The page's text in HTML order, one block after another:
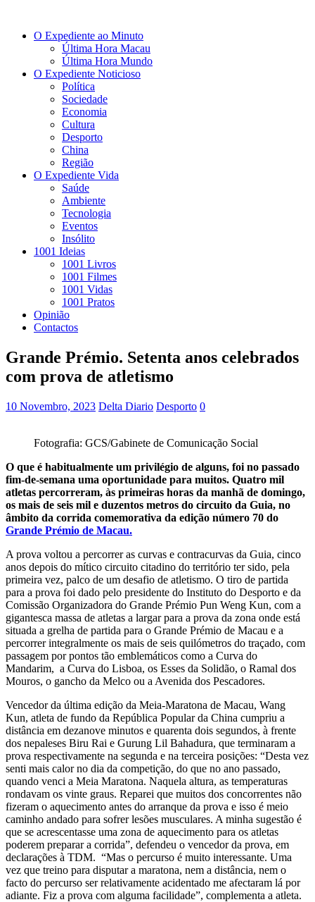
O Expediente ao Minuto
Última Hora Macau
Última Hora Mundo
O Expediente Noticioso
Política
Sociedade
Economia
Cultura
Desporto
China
Região
O Expediente Vida
Saúde
Ambiente
Tecnologia
Eventos
Insólito
1001 Ideias
1001 Livros
1001 Filmes
1001 Vidas
1001 Pratos
Opinião
Contactos
Grande Prémio. Setenta anos celebrados
com prova de atletismo
10 Novembro, 2023 Delta Diario Desporto 0
Fotografia: GCS/Gabinete de Comunicação Social
O que é habitualmente um privilégio de alguns, foi no passado
fim-de-semana uma oportunidade para muitos. Quatro mil
atletas percorreram, às primeiras horas da manhã de domingo,
os mais de seis mil e duzentos metros do circuito da Guia, no
âmbito da corrida comemorativa da edição número 70 do
Grande Prémio de Macau.
A prova voltou a percorrer as curvas e contracurvas da Guia, cinco
anos depois do mítico circuito citadino do território ter sido, pela
primeira vez, palco de um desafio de atletismo. O tiro de partida
para a prova foi dado pelo presidente do Instituto do Desporto e da
Comissão Organizadora do Grande Prémio Pun Weng Kun, com a
gigantesca massa de atletas a largar para a prova da zona onde está
situada a grelha de partida para o Grande Prémio de Macau e a
percorrer integralmente os mais de seis quilómetros do traçado, com
passagem por pontos tão emblemáticos como a Curva do
Mandarim, a Curva do Lisboa, os Esses da Solidão, o Ramal dos
Mouros, o gancho da Melco ou a Avenida dos Pescadores.
Vencedor da última edição da Meia-Maratona de Macau, Wang
Kun, atleta de fundo da República Popular da China cumpriu a
distância em dezanove minutos e quarenta dois segundos, à frente
dos nepaleses Biru Rai e Gurung Lil Bahadura, que terminaram a
prova respectivamente na segunda e na terceira posições: “Desta vez
senti mais calor no dia da competição, do que no ano passado,
quando venci a Meia Maratona. Naquela altura, as temperaturas
rondavam os vinte graus. Reparei que muitos dos concorrentes não
fizeram o aquecimento antes do arranque da prova e isso é meio
caminho andado para sofrer lesões musculares. A minha sugestão é
que se acrescentasse uma zona de aquecimento para os atletas
poderem preparar a corrida”, defendeu o vencedor da prova, em
declarações à TDM. “Mas o percurso é muito interessante. Uma
vez que treino para disputar a maratona, nem a distância, nem o
facto do percurso ser relativamente acidentado me afectaram lá por
adiante. Fiz a prova com alguma facilidade”, complementa a atleta.